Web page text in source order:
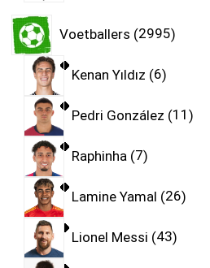
Voetballers 2995
Kenan Yıldız 6
Pedri González 11
Raphinha 7
Lamine Yamal 26
Lionel Messi 43